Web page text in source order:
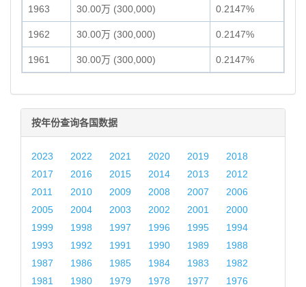
1963 30.00万 (300,000) 0.2147%
1962 30.00万 (300,000) 0.2147%
1961 30.00万 (300,000) 0.2147%
按年份查询各国数据
2023 2022 2021 2020 2019
2018
2017
2016 2015 2014 2013
2012
2011
2010 2009 2008 2007
2006
2005
2004 2003 2002 2001
2000
1999
1998 1997 1996 1995
1994
1993
1992 1991 1990 1989
1988
1987
1986 1985 1984 1983
1982
1981
1980 1979 1978 1977
1976